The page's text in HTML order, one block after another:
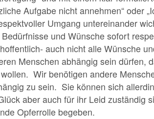
Aufgabe nicht annehmen“ oder
Umgang untereinander
und Wünsche sofort
auch nicht alle Wünsche
Menschen abhängig sein dürfen,
Wir benötigen andere
zu sein. Sie können sich
aber auch für ihr Leid zuständig
Opferrolle begeben.